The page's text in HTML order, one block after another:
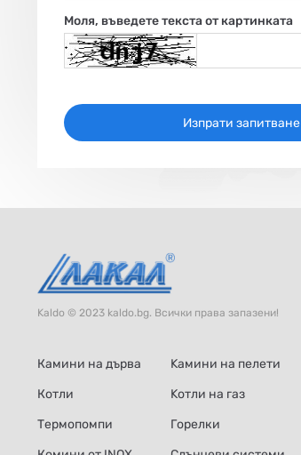
Моля, въведете текста от картинката
Изпрати запитване
Kaldo © 2023 kaldo.bg. Всички права запазени!
Камини на дърва
Kамини на пелети
Котли
Kотли на газ
Термопомпи
Горелки